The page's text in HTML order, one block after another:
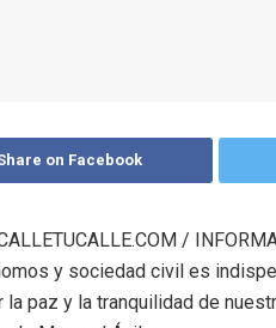
on Facebook
/
y sociedad civil es
la paz y la tranquilidad de